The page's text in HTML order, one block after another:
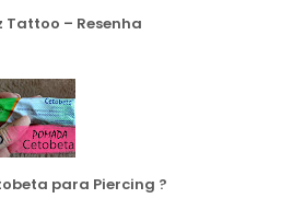
Tattoo – Resenha
para Piercing ?